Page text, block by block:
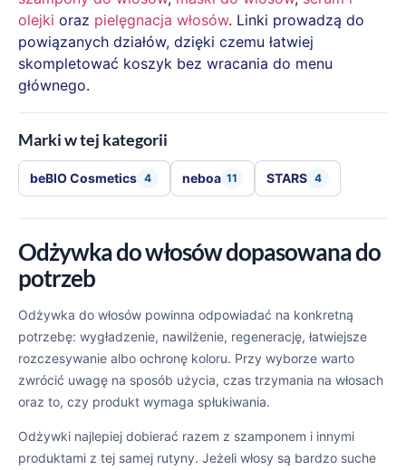
olejki oraz pielęgnacja włosów. Linki prowadzą do
powiązanych działów, dzięki czemu łatwiej
skompletować koszyk bez wracania do menu
głównego.
Marki w tej kategorii
beBIO Cosmetics 4 neboa 11 STARS 4
Odżywka do włosów dopasowana do
potrzeb
Odżywka do włosów powinna odpowiadać na konkretną
potrzebę: wygładzenie, nawilżenie, regenerację, łatwiejsze
rozczesywanie albo ochronę koloru. Przy wyborze warto
zwrócić uwagę na sposób użycia, czas trzymania na włosach
oraz to, czy produkt wymaga spłukiwania.
Odżywki najlepiej dobierać razem z szamponem i innymi
produktami z tej samej rutyny. Jeżeli włosy są bardzo suche